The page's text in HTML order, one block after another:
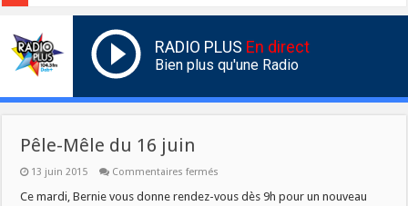
RADIO PLUS En direct
Bien plus qu'une Radio
Pêle-Mêle du 16 juin
13 juin 2015 Commentaires fermés
Mêle
Ce mardi, Bernie vous donne rendez-vous dès 9h pour un nouveau